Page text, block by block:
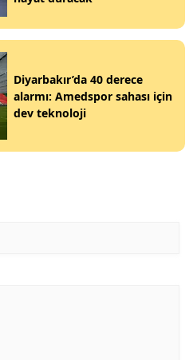
Diyarbakır’da 40 derece
alarmı: Amedspor sahası için
dev teknoloji